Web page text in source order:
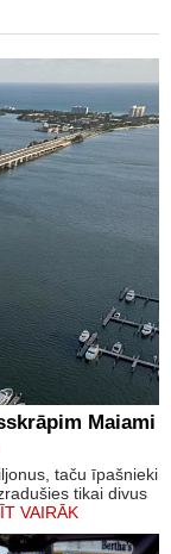
Maiami
taču īpašnieki
tikai divus
VAIRĀK